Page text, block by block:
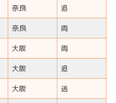
奈良
追
奈良
両
大阪
両
大阪
追
大阪
逃